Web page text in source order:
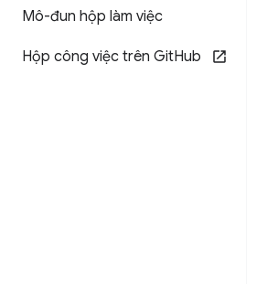
Mô-đun hộp làm việc
Hộp công việc trên GitHub